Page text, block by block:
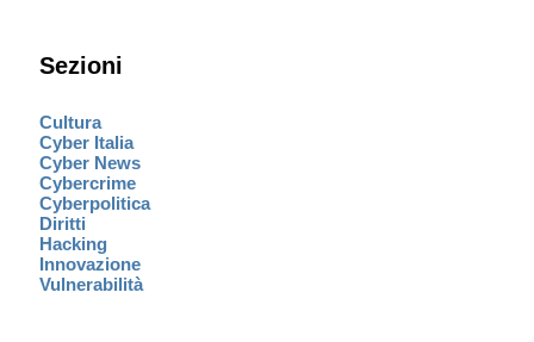
Sezioni
Cultura
Cyber Italia
Cyber News
Cybercrime
Cyberpolitica
Diritti
Hacking
Innovazione
Vulnerabilità